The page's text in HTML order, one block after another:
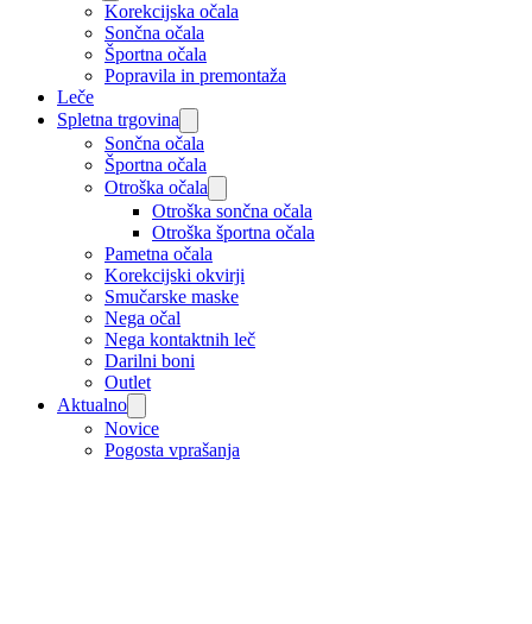
Korekcijska očala
Sončna očala
Športna očala
Popravila in premontaža
Leče
Spletna trgovina
Sončna očala
Športna očala
Otroška očala
Otroška sončna očala
Otroška športna očala
Pametna očala
Korekcijski okvirji
Smučarske maske
Nega očal
Nega kontaktnih leč
Darilni boni
Outlet
Aktualno
Novice
Pogosta vprašanja